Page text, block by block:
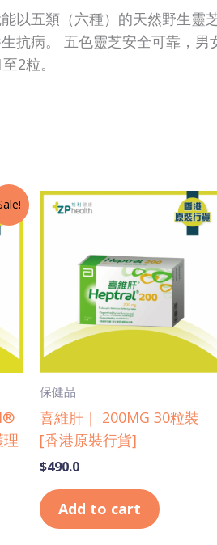
以五類（六種）的天然野生
抗病。 五色靈芝安全可靠，
2粒。
保健品
喜維肝｜ 200MG 30粒裝
[香港原裝行貨]
$490.0
Add to cart